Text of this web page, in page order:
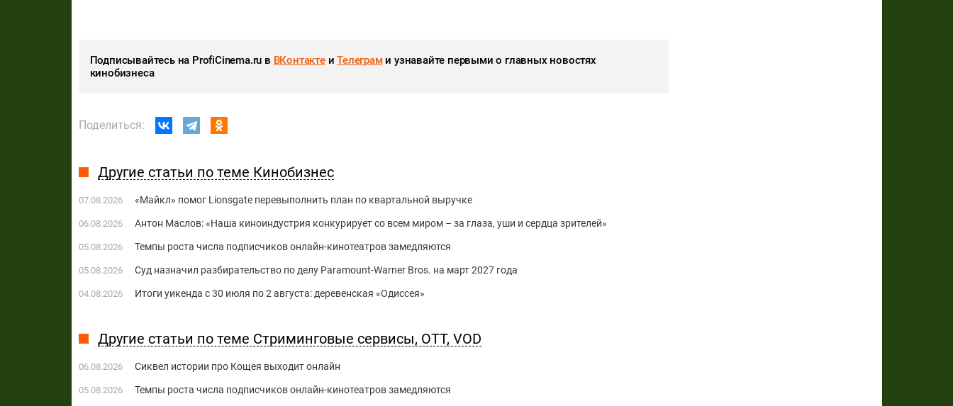
Подписывайтесь на ProfiCinema.ru в ВКонтактеиТелеграми узнавайте первыми о главных новостях
кинобизнеса
Поделиться:
Другие статьи по теме Кинобизнес
07.08.2026 «Майкл» помог Lionsgate перевыполнить план по квартальной выручке
06.08.2026 Антон Маслов: «Наша киноиндустрия конкурирует со всем миром – за глаза, уши и сердца зрителей»
05.08.2026 Темпы роста числа подписчиков онлайн-кинотеатров замедляются
05.08.2026 Суд назначил разбирательство по делу Paramount-Warner Bros. на март 2027 года
04.08.2026 Итоги уикенда с 30 июля по 2 августа: деревенская «Одиссея»
Другие статьи по теме Стриминговые сервисы, OTT, VOD
06.08.2026 Сиквел истории про Кощея выходит онлайн
05.08.2026 Темпы роста числа подписчиков онлайн-кинотеатров замедляются